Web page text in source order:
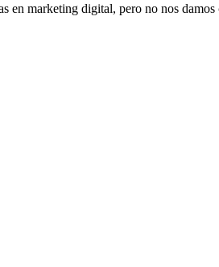
en marketing digital, pero no nos